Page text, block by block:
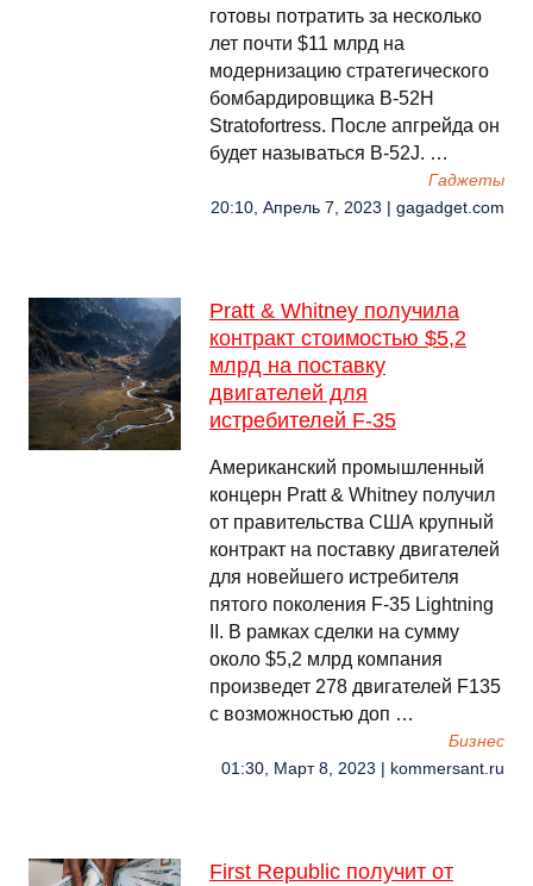
готовы потратить за несколько
лет почти $11 млрд на
модернизацию стратегического
бомбардировщика B-52H
Stratofortress. После апгрейда он
будет называться B-52J. …
Гаджеты
20:10, Апрель 7, 2023 | gagadget.com
Pratt & Whitney получила
контракт стоимостью $5,2
млрд на поставку
двигателей для
истребителей F-35
Американский промышленный
концерн Pratt & Whitney получил
от правительства США крупный
контракт на поставку двигателей
для новейшего истребителя
пятого поколения F-35 Lightning
II. В рамках сделки на сумму
около $5,2 млрд компания
произведет 278 двигателей F135
с возможностью доп …
Бизнес
01:30, Март 8, 2023 | kommersant.ru
First Republic получит от